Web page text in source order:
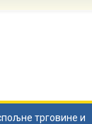
трговине и